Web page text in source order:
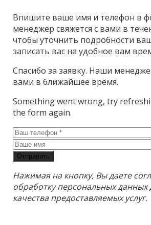
Впишите ваше имя и телефон в
менеджер свяжется с вами в
чтобы уточнить подробности
записать вас на удобное вам
Спасибо за заявку. Наши
вами в ближайшее время.
Something went wrong, try
the form again.
Отправить
Нажимая на кнопку, Вы даете
обработку персональных данных
качества предоставляемых услуг.